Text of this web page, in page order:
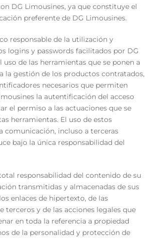
DG Limousines, ya que constituye el
preferente de DG Limousines.
responsable de la utilización y
logins y passwords facilitados por DG
uso de las herramientas que se ponen a
la gestión de los productos contratados,
necesarios que permiten
la autentificación del acceso
el permiso a las actuaciones que se
herramientas. El uso de estos
comunicación, incluso a terceras
bajo la única responsabilidad del
responsabilidad del contenido de su
transmitidas y almacenadas de sus
enlaces de hipertexto, de las
terceros y de las acciones legales que
en toda la referencia a propiedad
de la personalidad y protección de